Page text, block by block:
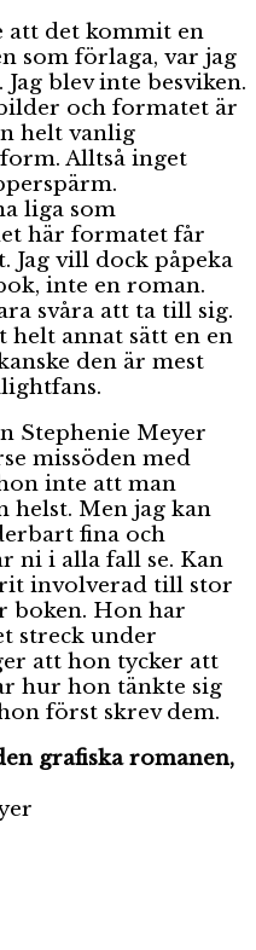
att det kommit en
som förlaga, var jag
blev inte besviken.
och formatet är
helt vanlig
Alltså inget
liga som
här formatet får
Jag vill dock påpeka
inte en roman.
svåra att ta till sig.
helt annat sätt en en
den är mest
Stephenie Meyer
missöden med
inte att man
Men jag kan
fina och
ni i alla fall se. Kan
involverad till stor
boken. Hon har
streck under
att hon tycker att
hur hon tänkte sig
först skrev dem.
grafiska romanen,